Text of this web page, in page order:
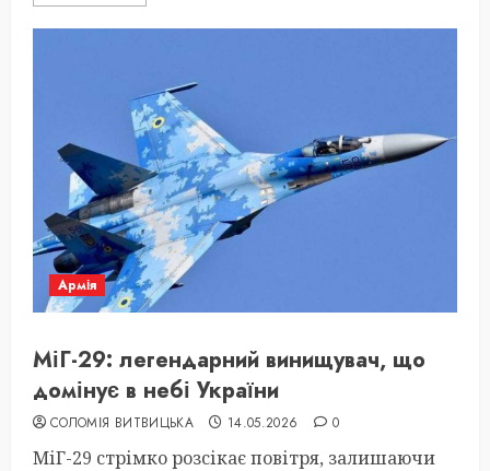
Армія
МіГ-29: легендарний винищувач, що
домінує в небі України
СОЛОМІЯ ВИТВИЦЬКА 14.05.2026 0
МіГ-29 стрімко розсікає повітря, залишаючи